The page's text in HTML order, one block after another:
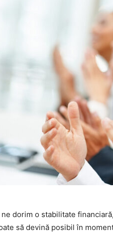
dorim o stabilitate
să devină posibil în